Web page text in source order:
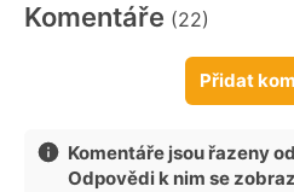
Komentáře (22)
Přidat
Komentáře jsou řazeny
Odpovědi k nim se